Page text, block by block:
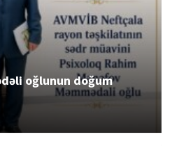
oğlunun doğum